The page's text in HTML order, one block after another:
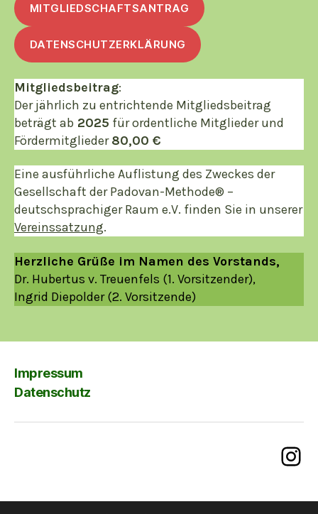
MITGLIEDSCHAFTSANTRAG
DATENSCHUTZERKLÄRUNG
Mitgliedsbeitrag:
Der jährlich zu entrichtende Mitgliedsbeitrag
beträgt ab 2025 für ordentliche Mitglieder und
Fördermitglieder80,00 €
Eine ausführliche Auflistung des Zweckes der
Gesellschaft der Padovan-Methode® –
deutschsprachiger Raum e.V. finden Sie in unserer
Vereinssatzung.
Herzliche Grüße im Namen des Vorstands,
Dr. Hubertus v. Treuenfels (1. Vorsitzender),
Ingrid Diepolder (2. Vorsitzende)
Impressum
Datenschutz